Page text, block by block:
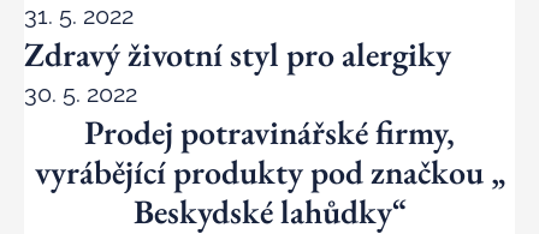
31. 5. 2022
Zdravý životní styl pro alergiky
30. 5. 2022
Prodej potravinářské firmy,
vyrábějící produkty pod značkou „
Beskydské lahůdky“